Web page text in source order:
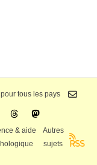
tous les pays
& aide
Autres
sujets
RSS